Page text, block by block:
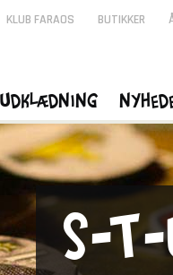
S-
KLUB FARAOS BUTIKKER
Udklædning